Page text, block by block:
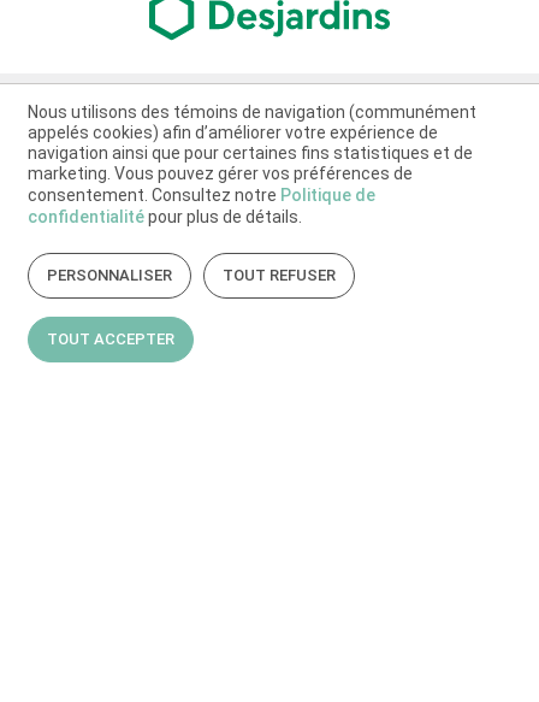
Nous utilisons des témoins de navigation (communément
appelés cookies) afin d’améliorer votre expérience de
navigation ainsi que pour certaines fins statistiques et de
marketing. Vous pouvez gérer vos préférences de
consentement. Consultez notre Politique de
confidentialitépour plus de détails.
PERSONNALISER TOUT REFUSER
TOUT ACCEPTER